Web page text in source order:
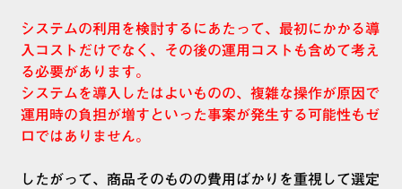
システムの利用を検討するにあたって、最初にかかる導
入コストだけでなく、その後の運用コストも含めて考え
る必要があります。
システムを導入したはよいものの、複雑な操作が原因で
運用時の負担が増すといった事案が発生する可能性もゼ
ロではありません。
したがって、商品そのものの費用ばかりを重視して選定